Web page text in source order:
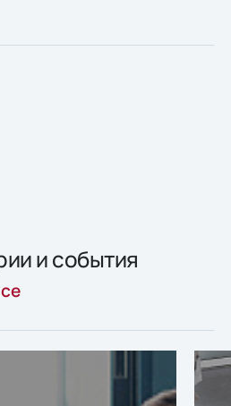
и события